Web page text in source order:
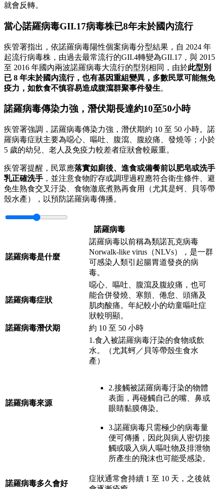
就會反轉。
當心諾羅病毒GII.17病毒株已8年未於國內流行
疾管署指出，依諾羅病毒陽性個案病毒分型結果，自 2024 年
起流行病毒株，由過去最常流行的GII.4轉變為GII.17，與 2015
至 2016 年國內兩波諾羅病毒大流行的型別相同，由於此型別
已 8 年未於國內流行，也有基因重組變異，多數民眾可能無免
疫力，如飲食不慎容易造成腹瀉群聚事件發生。
諾羅病毒傳染力強，潛伏期長達約10至50小時
疾管署強調，諾羅病毒傳染力強，潛伏期約 10 至 50 小時。諾
羅病毒症狀主要為噁心、嘔吐、腹瀉、腹絞痛、發燒等；小於
5 歲的幼兒、老人及免疫力較差者症狀會較嚴重。
疾管署提醒，民眾應落實如廁後、進食或備餐前以肥皂或洗手
乳正確洗手 ，並注意食物貯存或調理過程應符合衛生條件、避
免生熟食交叉汙染、食物澈底煮熟再食用（尤其是蚵、貝等帶
殼水產），以預防諾羅病毒傳播。
諾羅病毒
諾羅病毒是什麼
諾羅病毒以前稱為類諾瓦克病毒
Norwalk-like virus（NLVs），是一群
可感染人類引起腸胃道發炎的病
毒。
諾羅病毒症狀
噁心、嘔吐、腹瀉及腹絞痛，也可
能合併發燒、寒顫、倦怠、頭痛及
肌肉酸痛。年紀較小的幼童嘔吐症
狀較明顯。
諾羅病毒潛伏期
約 10 至 50 小時
諾羅病毒來源
1.食入被諾羅病毒汙染的食物或飲
水。（尤其蚵／貝等帶殼生食水
產）
2.接觸被諾羅病毒汙染的物體
表面，再碰觸自己的嘴、鼻或
眼睛黏膜傳染。
3.諾羅病毒只需極少的病毒量
便可傳播，因此與病人密切接
觸或吸入病人嘔吐物及排泄物
所產生的飛沫也可能受感染。
諾羅病毒多久會好
症狀通常會持續 1 至 10 天，之後就